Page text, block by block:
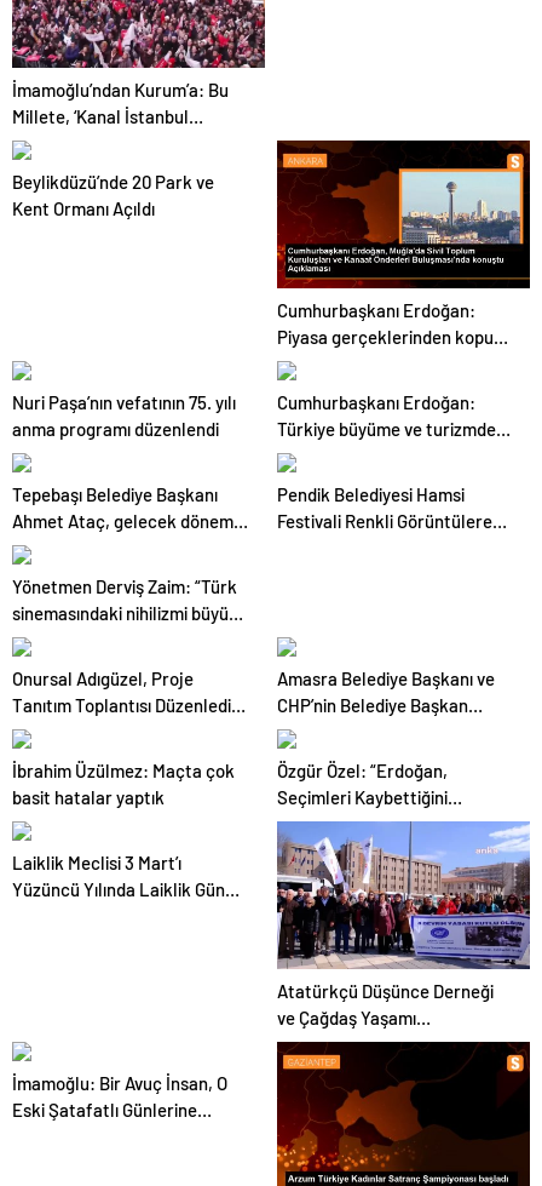
İmamoğlu’ndan Kurum’a: Bu
Millete, ‘Kanal İstanbul
Gündemimde Yok’ Demeyene
Soracağım
Beylikdüzü’nde 20 Park ve
Kent Ormanı Açıldı
Cumhurbaşkanı Erdoğan:
Piyasa gerçeklerinden kopuk
fiyat artışlarına mücadele
Nuri Paşa’nın vefatının 75. yılı
anma programı düzenlendi
Cumhurbaşkanı Erdoğan:
Türkiye büyüme ve turizmde
olumlu tabloyu sürdürüyor
Tepebaşı Belediye Başkanı
Ahmet Ataç, gelecek dönem
projelerini tanıttı
Pendik Belediyesi Hamsi
Festivali Renkli Görüntülere
Yönetmen Derviş Zaim: “Türk
sinemasındaki nihilizmi büyük
dezavantaj olarak
Onursal Adıgüzel, Proje
Tanıtım Toplantısı Düzenledi…
“Yapacağımız Projeler Tam 1
Milyon 474 Bin 718 Metrekare
Yer Tutuyor”
Amasra Belediye Başkanı ve
CHP’nin Belediye Başkan
Adayı Recai Çakır’ın Seçim
Ofisi Açıldı
İbrahim Üzülmez: Maçta çok
basit hatalar yaptık
Özgür Özel: “Erdoğan,
Seçimleri Kaybettiğini
Görünce Geçen Sefer Yaptığı
Gibi İftiraya, Yalana, Hakarete
Sarıldı”
Laiklik Meclisi 3 Mart’ı
Yüzüncü Yılında Laiklik Günü
Atatürkçü Düşünce Derneği
ve Çağdaş Yaşamı
Destekleme Derneği Eskişehir
Şubeleri 3 Mart Devrim
Yasaları’nın 100. yıldönümünü
kutladı
İmamoğlu: Bir Avuç İnsan, O
Eski Şatafatlı Günlerine